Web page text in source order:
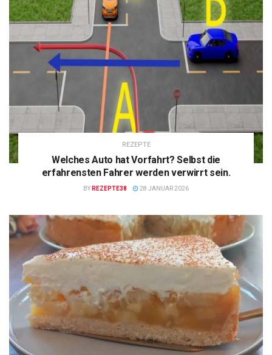
REZEPTE
Welches Auto hat Vorfahrt? Selbst die
erfahrensten Fahrer werden verwirrt sein.
BY REZEPTE38 28 JANUAR 2026